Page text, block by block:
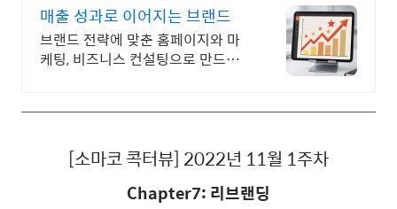
매출 성과로 이어지는 브랜드
브랜드 전략에 맞춘 홈페이지와 마
케팅, 비즈니스 컨설팅으로 만드는
[소마코 콕터뷰] 2022년 11월 1주차
Chapter7: 리브랜딩